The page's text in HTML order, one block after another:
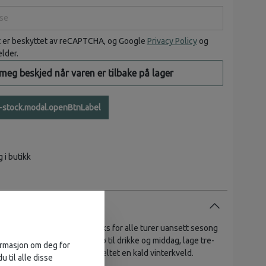
beskyttet av reCAPTCHA, og Google Privacy Policyog
beskjed når varen er tilbake på lager
stock.modal.openBtnLabel
i butikk
deg som ønsker en gassboks for alle turer uansett sesong
kan du effektivt smelte snø til drikke og middag, lage tre-
eller holde god lunk i teltet en kald vinterkveld.
om deg for
til alle disse